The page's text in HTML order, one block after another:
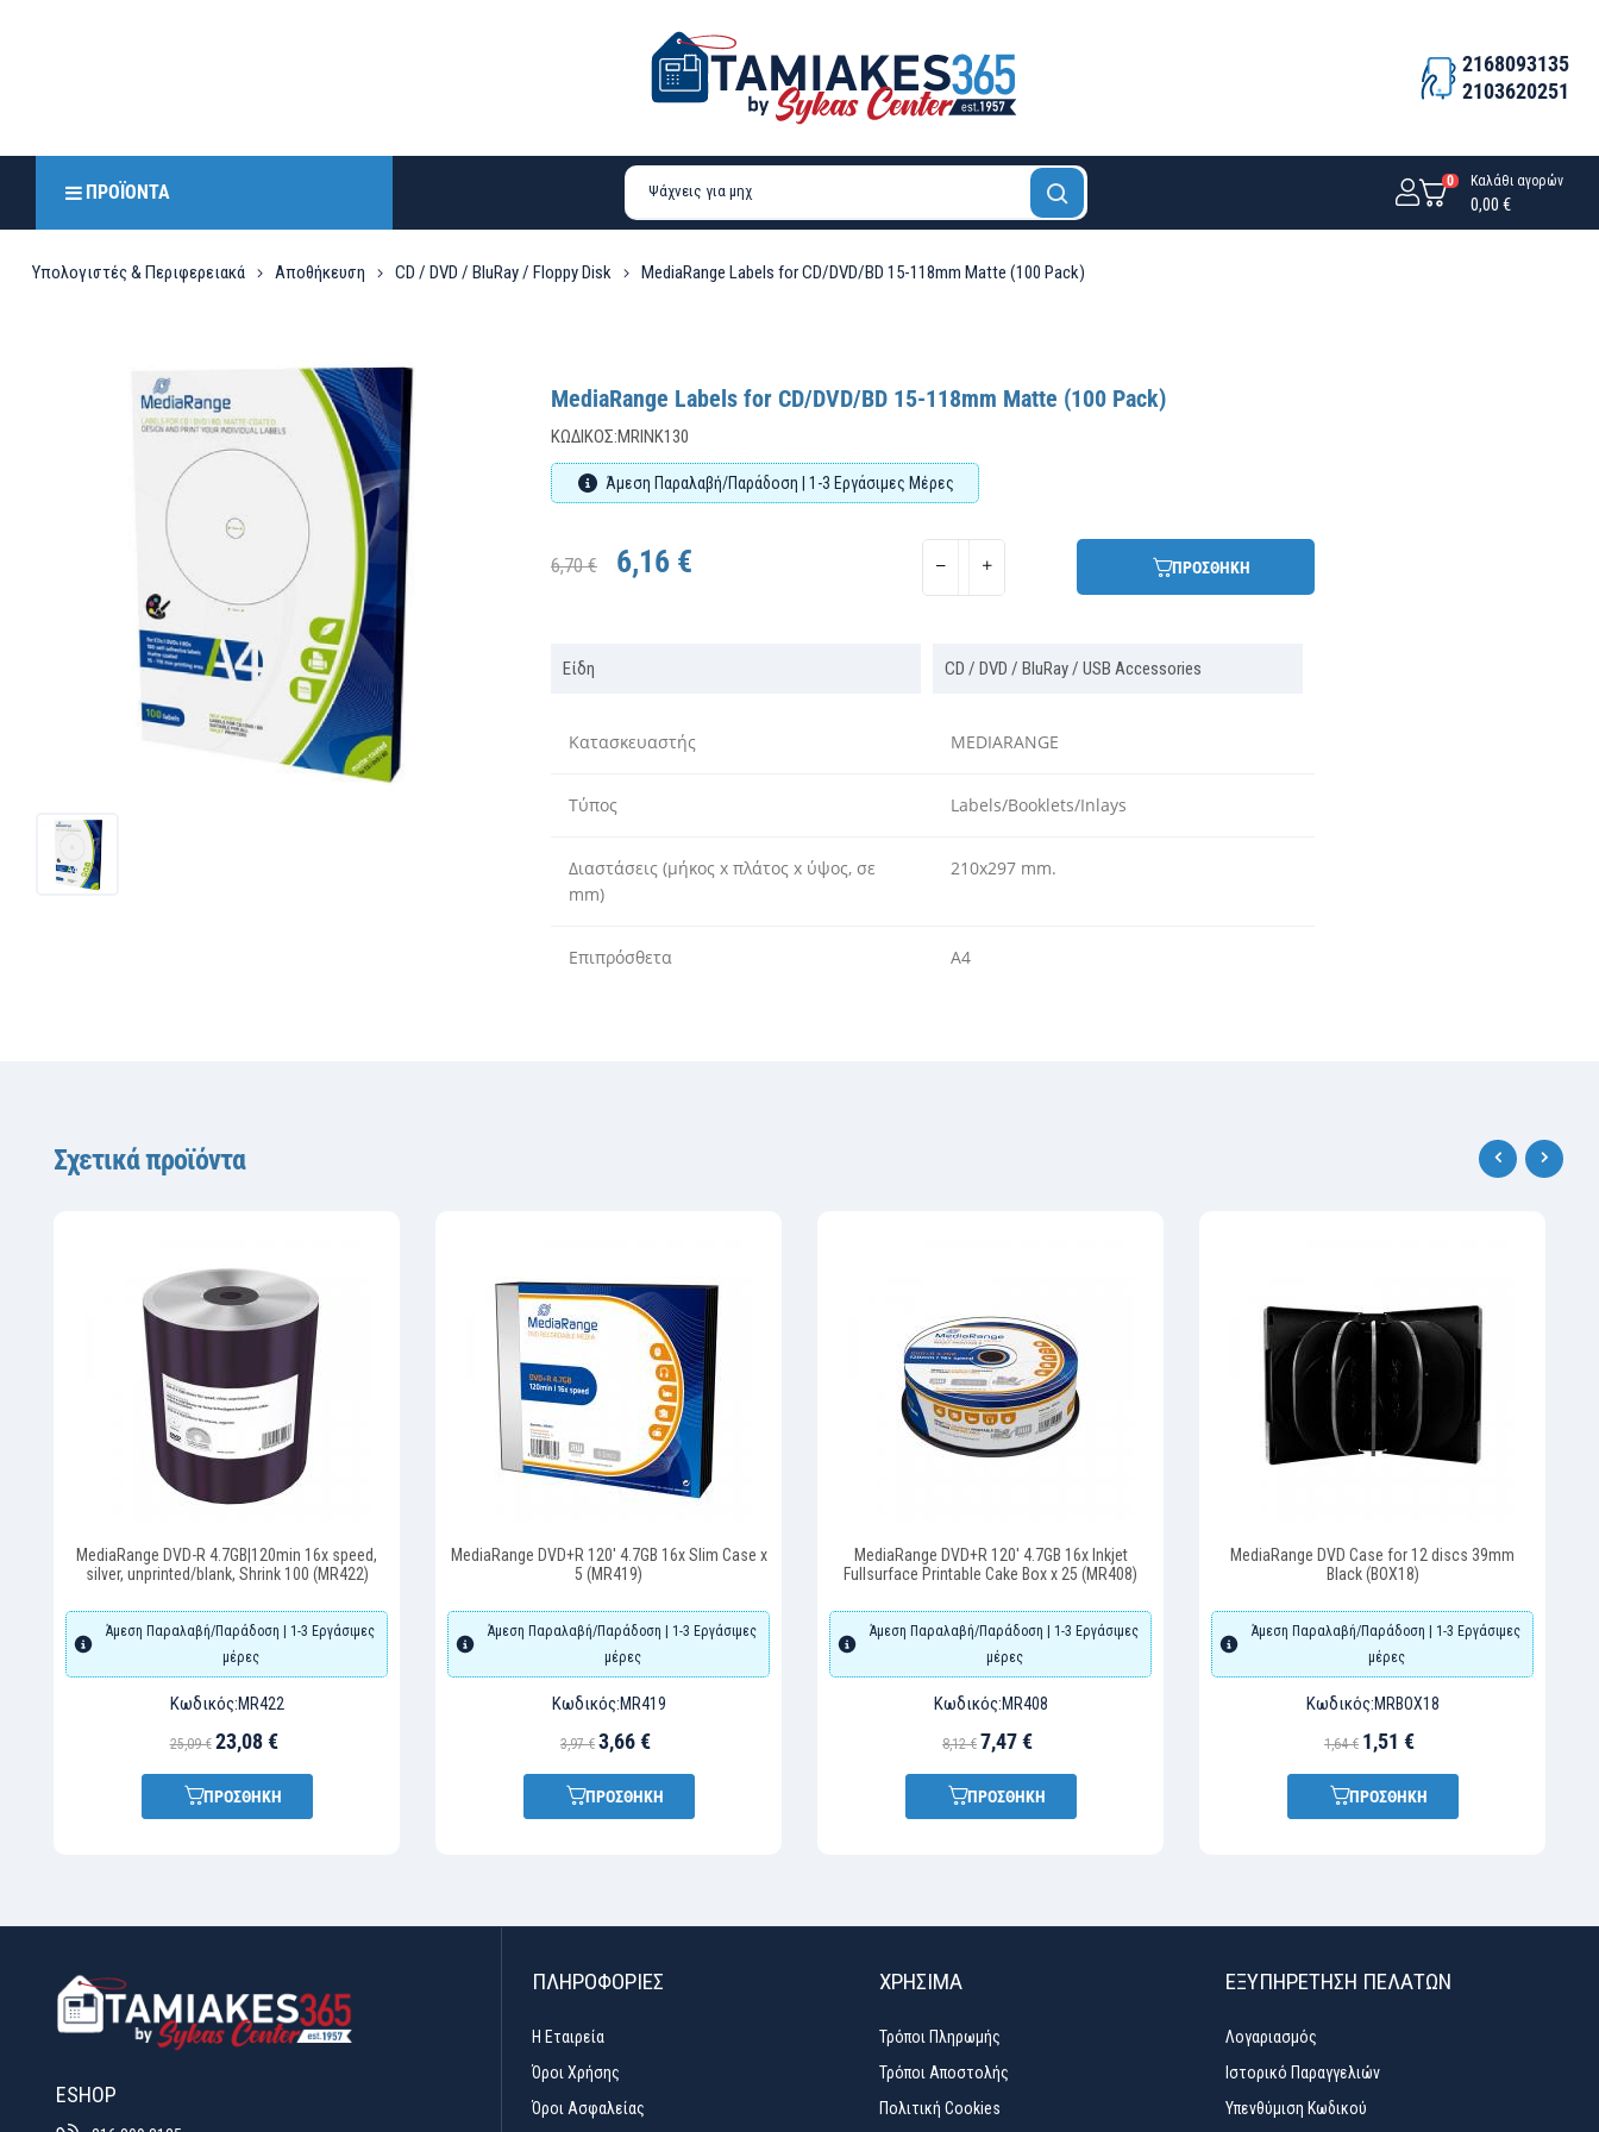
2168093135
2103620251
ΠΡΟΪΌΝΤΑ
0 Καλάθι αγορών
0,00 €
Υπολογιστές & Περιφερειακά Αποθήκευση CD / DVD / BluRay / Floppy Disk MediaRange Labels for CD/DVD/BD 15-118mm Matte (100 Pack)
MediaRange Labels for CD/DVD/BD 15-118mm Matte (100 Pack)
ΚΩΔΙΚΌΣ:MRINK130
Άμεση Παραλαβή/Παράδοση | 1-3 Εργάσιμες Μέρες
6,70 € 6,16 € ΠΡΟΣΘΗΚΗ
Είδη CD / DVD / BluRay / USB Accessories
Κατασκευαστής MEDIARANGE
Τύπος Labels/Booklets/Inlays
Διαστάσεις (μήκος x πλάτος x ύψος, σε
mm)
210x297 mm.
Επιπρόσθετα A4
Σχετικά προϊόντα
MediaRange DVD-R 4.7GB|120min 16x speed,
silver, unprinted/blank, Shrink 100 (MR422)
Άμεση Παραλαβή/Παράδοση | 1-3 Εργάσιμες
μέρες
Κωδικός:MR422
25,09 € 23,08 €
ΠΡΟΣΘΗΚΗ
MediaRange DVD+R 120' 4.7GB 16x Slim Case x
5 (MR419)
Άμεση Παραλαβή/Παράδοση | 1-3 Εργάσιμες
μέρες
Κωδικός:MR419
3,97 € 3,66 €
ΠΡΟΣΘΗΚΗ
MediaRange DVD+R 120' 4.7GB 16x Inkjet
Fullsurface Printable Cake Box x 25 (MR408)
Άμεση Παραλαβή/Παράδοση | 1-3 Εργάσιμες
μέρες
Κωδικός:MR408
8,12 € 7,47 €
ΠΡΟΣΘΗΚΗ
MediaRange DVD Case for 12 discs 39mm
Black (BOX18)
Άμεση Παραλαβή/Παράδοση | 1-3 Εργάσιμες
μέρες
Κωδικός:MRBOX18
1,64 € 1,51 €
ΠΡΟΣΘΗΚΗ
ESHOP
ΠΛΗΡΟΦΟΡΙΕΣ
Η Εταιρεία
Όροι Χρήσης
Όροι Ασφαλείας
ΧΡΉΣΙΜΑ
Τρόποι Πληρωμής
Τρόποι Αποστολής
Πολιτική Cookies
ΕΞΥΠΗΡΈΤΗΣΗ ΠΕΛΑΤΏΝ
Λογαριασμός
Ιστορικό Παραγγελιών
Υπενθύμιση Κωδικού